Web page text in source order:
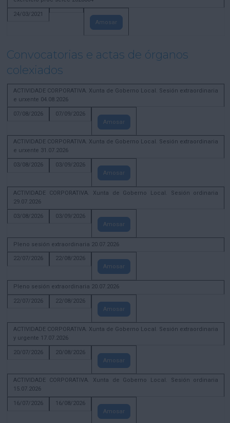
24/03/2021
Amosar
Convocatorias e actas de órganos
colexiados
ACTIVIDADE CORPORATIVA. Xunta de Goberno Local. Sesión extraordinaria
e urxente 04.08.2026
07/08/2026
07/09/2026
Amosar
ACTIVIDADE CORPORATIVA. Xunta de Goberno Local. Sesión extraordinaria
e urxente 31.07.2026
03/08/2026
03/09/2026
Amosar
ACTIVIDADE CORPORATIVA. Xunta de Goberno Local. Sesión ordinaria
29.07.2026
03/08/2026
03/09/2026
Amosar
Pleno sesión extraordinaria 20.07.2026
22/07/2026
22/08/2026
Amosar
Pleno sesión extraordinaria 20.07.2026
22/07/2026
22/08/2026
Amosar
ACTIVIDADE CORPORATIVA. Xunta de Goberno Local. Sesión extraordinaria
y urgente 17.07.2026
20/07/2026
20/08/2026
Amosar
ACTIVIDADE CORPORATIVA. Xunta de Goberno Local. Sesión ordinaria
15.07.2026
16/07/2026
16/08/2026
Amosar